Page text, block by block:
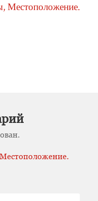
Местоположение.